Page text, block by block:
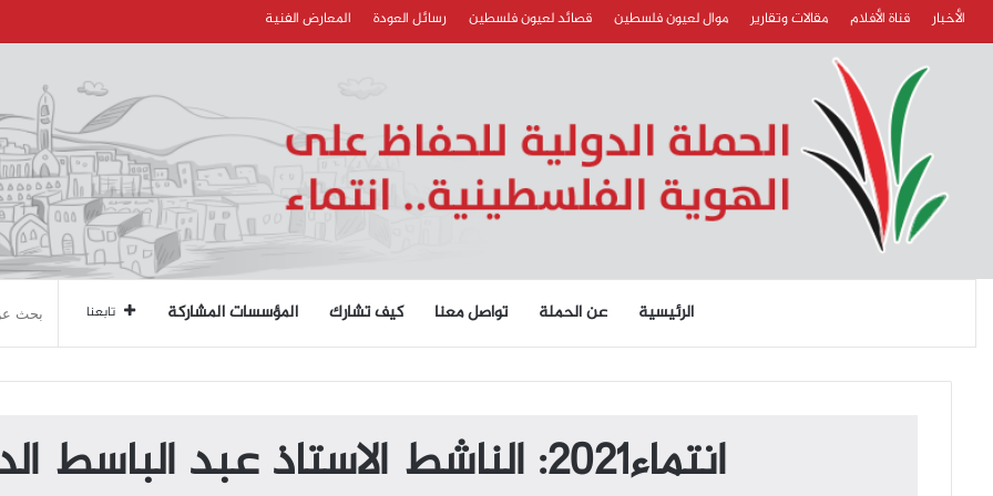
الأخبار قناة الأفلام مقالات وتقارير موال لعيون فلسطين قصائد لعيون فلسطين رسائل العودة المعارض الفنية
الرئيسية عن الحملة تواصل معنا كيف تشارك المؤسسات المشاركة تابعنا
انتماء2021: الناشط الاستاذ عبد الباسط الدبواني، أمريكا